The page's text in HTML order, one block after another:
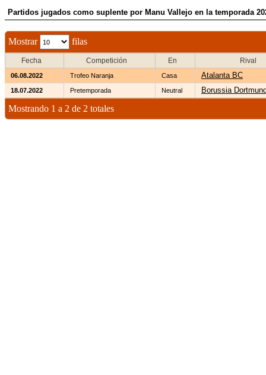
Partidos jugados como suplente por Manu Vallejo en la temporada
Mostrar filas
Fecha Competición En Rival
06.08.2022 Trofeo Naranja Casa Atalanta BC
18.07.2022 Pretemporada Neutral Borussia
Mostrando 1 a 2 de 2 totales